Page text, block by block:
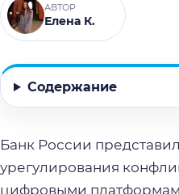
АВТОР
Елена К.
Содержание
Банк России
урегулирования
цифровыми